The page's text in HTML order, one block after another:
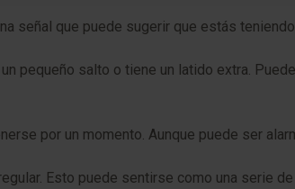
señal que puede sugerir que estás
pequeño salto o tiene un latido extra.
por un momento. Aunque puede ser
Esto puede sentirse como una serie